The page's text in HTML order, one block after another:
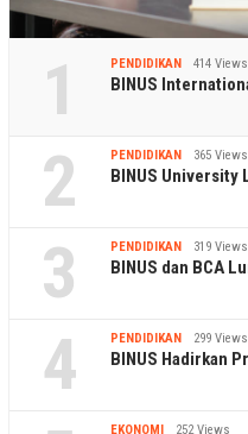
1 PENDIDIKAN 414 Views
BINUS
2 PENDIDIKAN 365 Views
BINUS University
3 PENDIDIKAN 319 Views
BINUS dan BCA
4 PENDIDIKAN 299 Views
BINUS Hadirkan
EKONOMI 252 Views